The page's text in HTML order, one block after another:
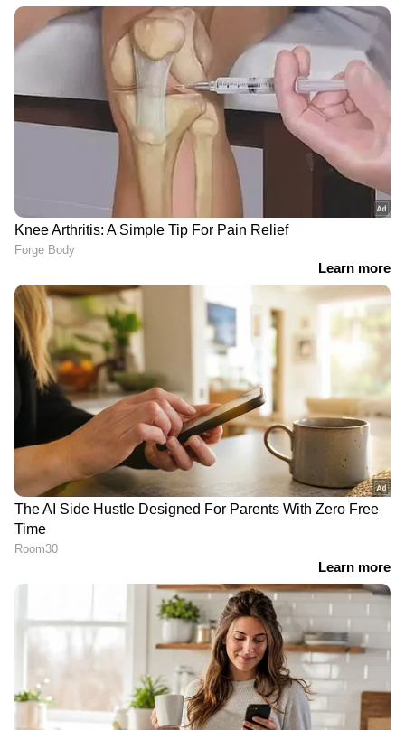
LATEST VIDEOS